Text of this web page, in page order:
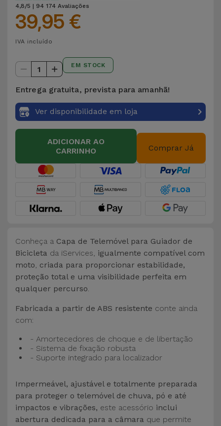
4,8/5 | 94 174 Avaliações
39,95 €
IVA incluído
1 EM STOCK
Entrega gratuita, prevista para amanhã!
Ver disponibilidade em loja
ADICIONAR AO
CARRINHO
Comprar Já
Conheça a Capa de Telemóvel para Guiador de
Bicicleta da iServices, igualmente compatível com
moto, criada para proporcionar estabilidade,
proteção total e uma visibilidade perfeita em
qualquer percurso.
Fabricada a partir de ABS resistente conte ainda
com:
- Amortecedores de choque e de libertação
- Sistema de fixação robusta
- Suporte integrado para localizador
Impermeável, ajustável e totalmente preparada
para proteger o telemóvel de chuva, pó e até
impactos e vibrações, este acessório inclui
abertura dedicada para a câmara que permite